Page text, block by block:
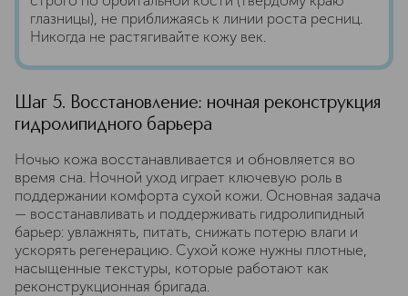
глазницы), не приближаясь к линии роста ресниц.
Никогда не растягивайте кожу век.
Шаг 5. Восстановление: ночная реконструкция
гидролипидного барьера
Ночью кожа восстанавливается и обновляется во
время сна. Ночной уход играет ключевую роль в
поддержании комфорта сухой кожи. Основная задача
— восстанавливать и поддерживать гидролипидный
барьер: увлажнять, питать, снижать потерю влаги и
ускорять регенерацию. Сухой коже нужны плотные,
насыщенные текстуры, которые работают как
реконструкционная бригада.